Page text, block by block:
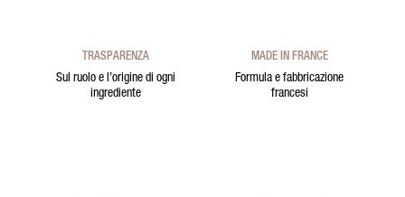
TRASPARENZA
Sul ruolo e l’origine di ogni
ingrediente
MADE IN FRANCE
Formula e fabbricazione
francesi